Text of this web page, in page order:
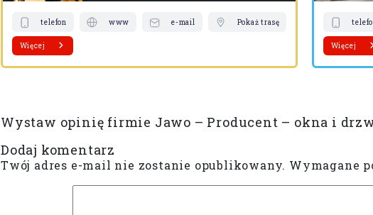
telefon www e-mail Pokaż trasę
Więcej Więcej
Wystaw opinię firmie Jawo – Producent – okna i
Dodaj komentarz
Twój adres e-mail nie zostanie opublikowany. Wymagane